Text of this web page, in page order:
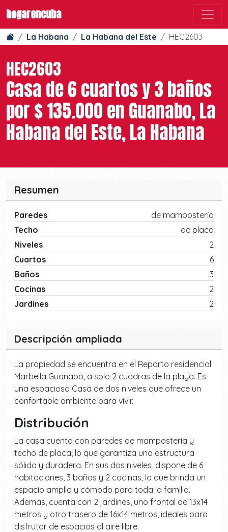
hogarencuba
La Habana La Habana del Este HEC2603
HEC2603
Casa de 6 cuartos y 3 baños
por $ 135.000 en Guanabo, La
Habana del Este, La Habana
Resumen
Paredes
de mampostería
Techo
de placa
Niveles
2
Cuartos
6
Baños
3
Cocinas
2
Jardines
2
Descripción ampliada
La propiedad se encuentra en el Reparto residencial
Marbella Guanabo, a solo 2 cuadras de la playa. Es
una espaciosa Casa de dos niveles que ofrece un
confortable ambiente para vivir.
Distribución
La casa cuenta con paredes de mampostería y
techo de placa, lo que garantiza una estructura
sólida y duradera. En sus dos niveles, dispone de 6
habitaciones, 3 baños y 2 cocinas, lo que brinda un
espacio amplio y cómodo para toda la familia.
Además, cuenta con 2 jardines, uno frontal de 13x14
metros y otro trasero de 16x14 metros, ideales para
disfrutar de espacios al aire libre.